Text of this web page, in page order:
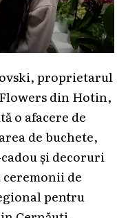
proprietarul
din Hotin,
o afacere de
de buchete,
și decoruri
de
pentru